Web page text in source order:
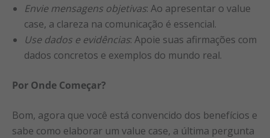
Envie mensagens objetivas: Ao apresentar o value
case, a clareza na comunicação é essencial.
Use dados e evidências: Apoie suas afirmações com
dados concretos e exemplos do mundo real.
Por Onde Começar?
Bom, agora que você está convencido dos benefícios e
sabe como elaborar um value case, a última pergunta